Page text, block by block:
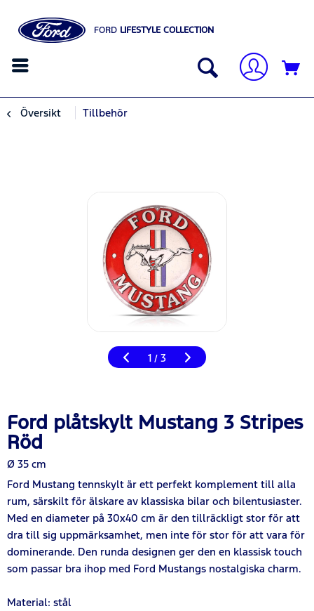
FORD LIFESTYLE COLLECTION
Översikt Tillbehör
1 / 3
Ford plåtskylt Mustang 3 Stripes
Röd
Ø 35 cm
Ford Mustang tennskylt är ett perfekt komplement till alla
rum, särskilt för älskare av klassiska bilar och bilentusiaster.
Med en diameter på 30x40 cm är den tillräckligt stor för att
dra till sig uppmärksamhet, men inte för stor för att vara för
dominerande. Den runda designen ger den en klassisk touch
som passar bra ihop med Ford Mustangs nostalgiska charm.
Material: stål